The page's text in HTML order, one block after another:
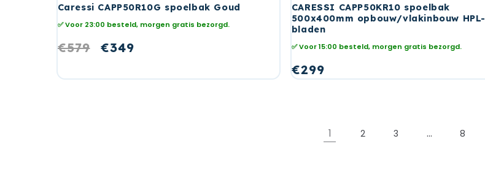
Caressi CAPP50R10G spoelbak Goud
✅ Voor 23:00 besteld, morgen gratis bezorgd.
Normale
€579 Aanbiedingsprijs
€349
CARESSI CAPP50KR10 spoelbak
500x400mm opbouw/vlakinbouw HPL-
bladen
✅ Voor 15:00 besteld, morgen gratis bezorgd.
Normale
€299
1 2 3 … 8